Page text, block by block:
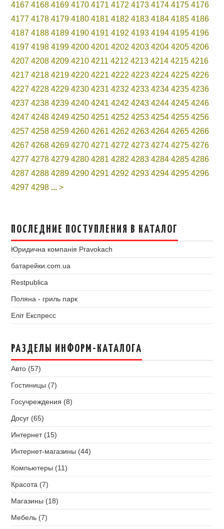
4167 4168 4169 4170 4171 4172 4173 4174 4175 4176
4177 4178 4179 4180 4181 4182 4183 4184 4185 4186
4187 4188 4189 4190 4191 4192 4193 4194 4195 4196
4197 4198 4199 4200 4201 4202 4203 4204 4205 4206
4207 4208 4209 4210 4211 4212 4213 4214 4215 4216
4217 4218 4219 4220 4221 4222 4223 4224 4225 4226
4227 4228 4229 4230 4231 4232 4233 4234 4235 4236
4237 4238 4239 4240 4241 4242 4243 4244 4245 4246
4247 4248 4249 4250 4251 4252 4253 4254 4255 4256
4257 4258 4259 4260 4261 4262 4263 4264 4265 4266
4267 4268 4269 4270 4271 4272 4273 4274 4275 4276
4277 4278 4279 4280 4281 4282 4283 4284 4285 4286
4287 4288 4289 4290 4291 4292 4293 4294 4295 4296
4297 4298 ... >
ПОСЛЕДНИЕ ПОСТУПЛЕНИЯ В КАТАЛОГ
Юридична компанія Pravokach
батарейки.com.ua
Restpublica
Поляна - гриль парк
Еліт Експресс
РАЗДЕЛЫ ИНФОРМ-КАТАЛОГА
Авто (57)
Гостиницы (7)
Госучреждения (8)
Досуг (65)
Интернет (15)
Интернет-магазины (44)
Компьютеры (11)
Красота (7)
Магазины (18)
Мебель (7)